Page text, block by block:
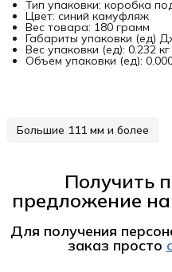
Тип упаковки: коробка
Цвет: синий камуфляж
Вес товара: 180 грамм
Габариты упаковки (ед)
Вес упаковки (ед): 0.232 кг
Объем упаковки (ед):
Большие 111 мм и более
Получить
предложение
Для получения
заказ просто